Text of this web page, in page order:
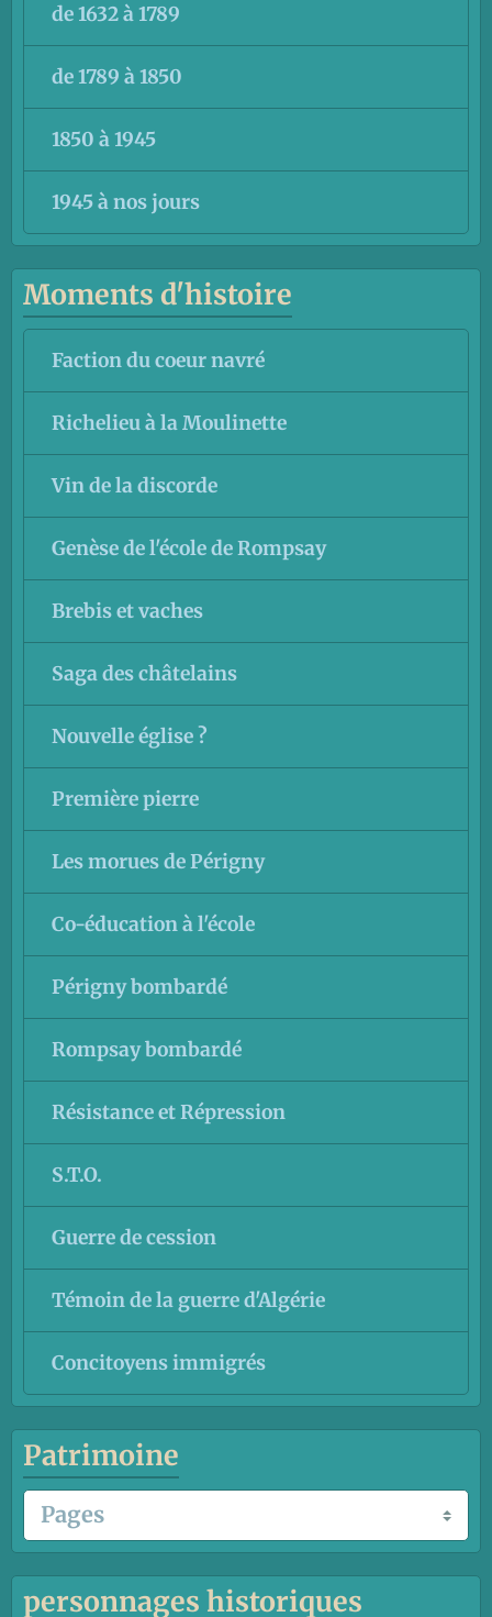
de 1632 à 1789
de 1789 à 1850
1850 à 1945
1945 à nos jours
Moments d'histoire
Faction du coeur navré
Richelieu à la Moulinette
Vin de la discorde
Genèse de l'école de Rompsay
Brebis et vaches
Saga des châtelains
Nouvelle église ?
Première pierre
Les morues de Périgny
Co-éducation à l'école
Périgny bombardé
Rompsay bombardé
Résistance et Répression
S.T.O.
Guerre de cession
Témoin de la guerre d'Algérie
Concitoyens immigrés
Patrimoine
personnages historiques